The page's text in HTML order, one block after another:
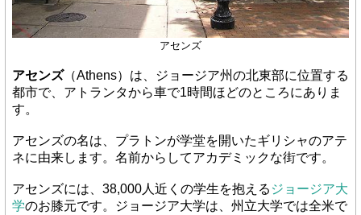
アセンズ
アセンズ（Athens）は、ジョージア州の北東部に位置する
都市で、アトランタから車で1時間ほどのところにありま
す。
アセンズの名は、プラトンが学堂を開いたギリシャのアテ
ネに由来します。名前からしてアカデミックな街です。
アセンズには、38,000人近くの学生を抱える ジョージア大
学のお膝元です。ジョージア大学は、州立大学では全米で